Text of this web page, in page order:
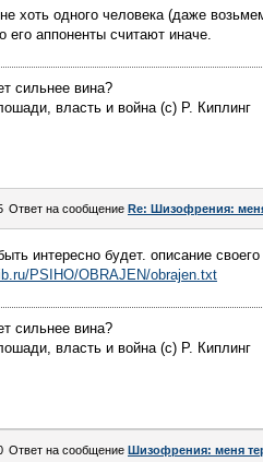
хоть одного человека (даже
его аппоненты считают иначе.
сильнее вина?
власть и война (с) Р. Киплинг
Ответ на сообщение Re: Шизофрения:
интересно будет. описание
PSIHO/OBRAJEN/obrajen.txt
сильнее вина?
власть и война (с) Р. Киплинг
Ответ на сообщение Шизофрения: меня